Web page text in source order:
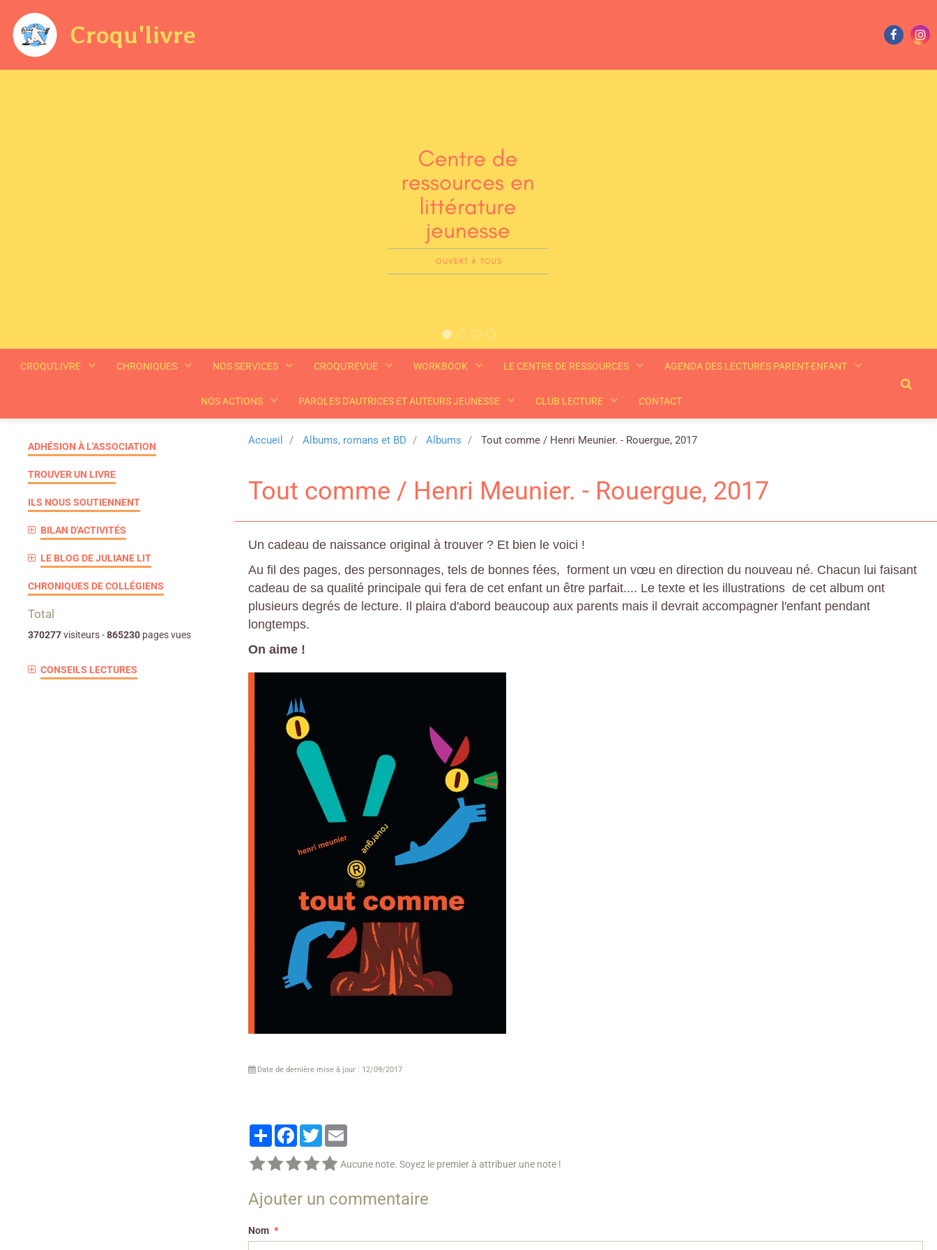
Croqu'livre
CROQU'LIVRE CHRONIQUES NOS SERVICES CROQU'REVUE WORKBOOK LE CENTRE DE RESSOURCES AGENDA DES LECTURES PARENT-ENFANT
NOS ACTIONS PAROLES D'AUTRICES ET AUTEURS JEUNESSE CLUB LECTURE CONTACT
Accueil Albums, romans et BD Albums Tout comme / Henri Meunier. - Rouergue, 2017
Tout comme / Henri Meunier. - Rouergue, 2017
Un cadeau de naissance original à trouver ? Et bien le voici !
Au fil des pages, des personnages, tels de bonnes fées, forment un vœu en direction du nouveau né. Chacun lui faisant
cadeau de sa qualité principale qui fera de cet enfant un être parfait.... Le texte et les illustrations de cet album ont
plusieurs degrés de lecture. Il plaira d'abord beaucoup aux parents mais il devrait accompagner l'enfant pendant
longtemps.
On aime !
Date de dernière mise à jour : 12/09/2017
PartagerFacebook
Twitter
Aucune note. Soyez le premier à attribuer une note !
Ajouter un commentaire
Nom
ADHÉSION À L'ASSOCIATION
TROUVER UN LIVRE
ILS NOUS SOUTIENNENT
BILAN D'ACTIVITÉS
LE BLOG DE JULIANE LIT
CHRONIQUES DE COLLÉGIENS
Total
370277visiteurs -865230 pages vues
CONSEILS LECTURES